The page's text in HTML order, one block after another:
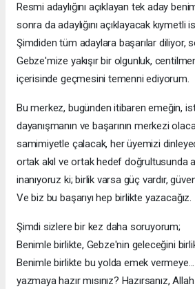
Resmi adaylığını açıklayan tek aday
sonra da adaylığını açıklayacak kıymetli
Şimdiden tüm adaylara başarılar diliyor,
Gebze'mize yakışır bir olgunluk,
içerisinde geçmesini temenni ediyorum.
Bu merkez, bugünden itibaren emeğin,
dayanışmanın ve başarının merkezi
samimiyetle çalacak, her üyemizi
ortak akıl ve ortak hedef doğrultusunda
inanıyoruz ki; birlik varsa güç vardır,
Ve biz bu başarıyı hep birlikte yazacağız.
Şimdi sizlere bir kez daha soruyorum;
Benimle birlikte, Gebze'nin geleceğini
Benimle birlikte bu yolda emek
yazmaya hazır mısınız? Hazırsanız,